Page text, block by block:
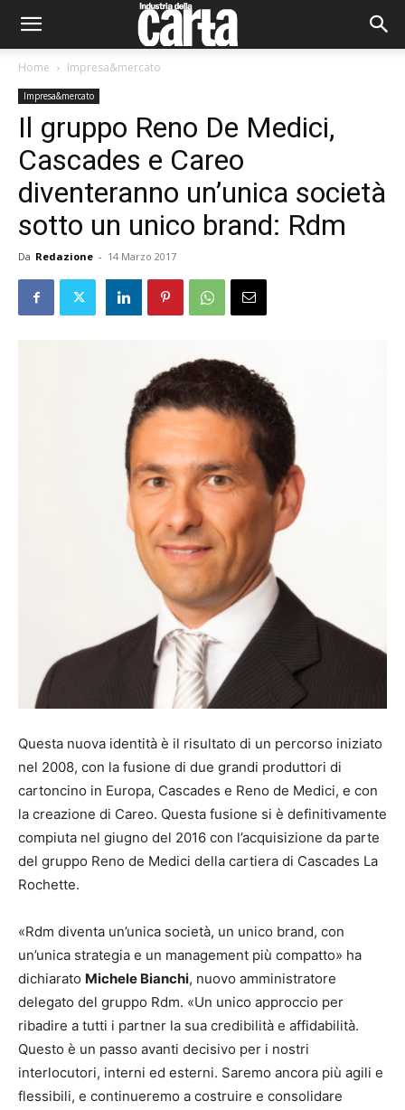
Home Impresa&mercato
Impresa&mercato
Il gruppo Reno De Medici,
Cascades e Careo
diventeranno un’unica società
sotto un unico brand: Rdm
Da Redazione - 14 Marzo 2017
Questa nuova identità è il risultato di un percorso iniziato
nel 2008, con la fusione di due grandi produttori di
cartoncino in Europa, Cascades e Reno de Medici, e con
la creazione di Careo. Questa fusione si è definitivamente
compiuta nel giugno del 2016 con l’acquisizione da parte
del gruppo Reno de Medici della cartiera di Cascades La
Rochette.
«Rdm diventa un’unica società, un unico brand, con
un’unica strategia e un management più compatto» ha
dichiarato Michele Bianchi, nuovo amministratore
delegato del gruppo Rdm. «Un unico approccio per
ribadire a tutti i partner la sua credibilità e affidabilità.
Questo è un passo avanti decisivo per i nostri
interlocutori, interni ed esterni. Saremo ancora più agili e
flessibili, e continueremo a costruire e consolidare